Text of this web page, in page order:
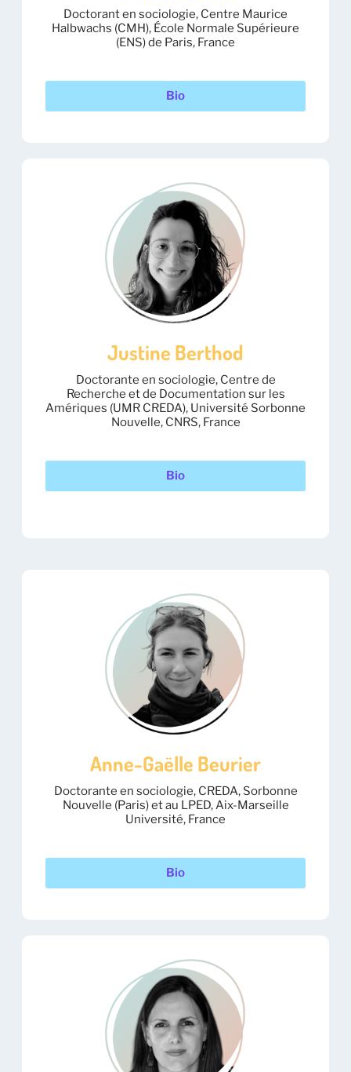
Doctorant en sociologie, Centre Maurice
Halbwachs (CMH), École Normale Supérieure
(ENS) de Paris, France
Bio
Justine Berthod
Doctorante en sociologie, Centre de
Recherche et de Documentation sur les
Amériques (UMR CREDA), Université Sorbonne
Nouvelle, CNRS, France
Bio
Anne-Gaëlle Beurier
Doctorante en sociologie, CREDA, Sorbonne
Nouvelle (Paris) et au LPED, Aix-Marseille
Université, France
Bio